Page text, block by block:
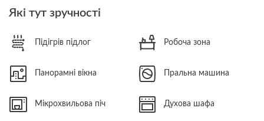
Які тут зручності
Підігрів підлог Робоча зона
Панорамні вікна Пральна машина
Мікрохвильова піч Духова шафа